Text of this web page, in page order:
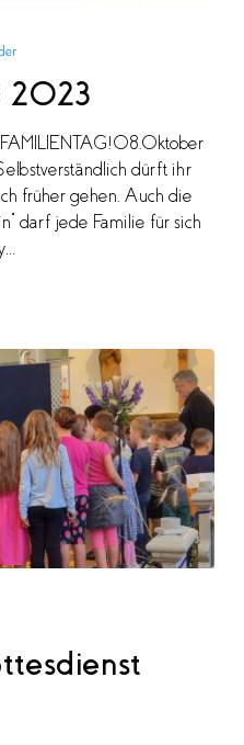
2023
dürft ihr
früher gehen. Auch die
darf jede Familie für sich